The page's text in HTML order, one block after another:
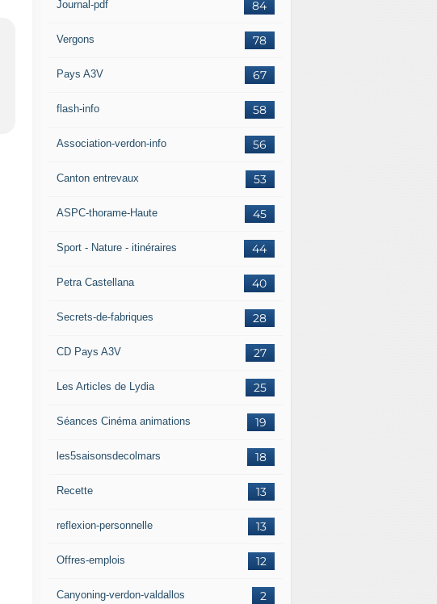
84
Journal-pdf
78
Vergons
67
Pays A3V
58
flash-info
56
Association-verdon-info
53
Canton entrevaux
45
ASPC-thorame-Haute
44
Sport - Nature - itinéraires
40
Petra Castellana
28
Secrets-de-fabriques
27
CD Pays A3V
25
Les Articles de Lydia
19
Séances Cinéma animations
18
les5saisonsdecolmars
13
Recette
13
reflexion-personnelle
12
Offres-emplois
2
Canyoning-verdon-valdallos